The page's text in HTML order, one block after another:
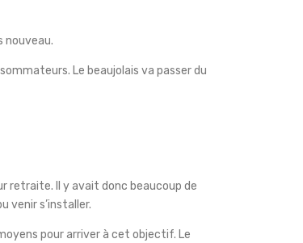
nouveau.
Le beaujolais va passer du
retraite. Il y avait donc beaucoup de
venir s’installer.
pour arriver à cet objectif. Le